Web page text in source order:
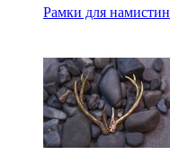
Рамки для намистин